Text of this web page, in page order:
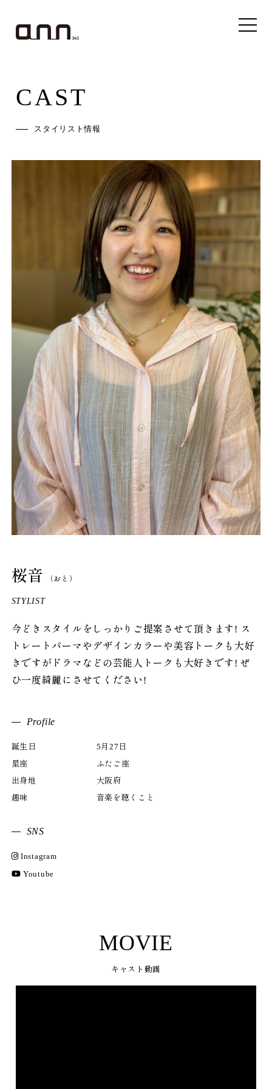
CAST
スタイリスト情報
桜音 （おと）
STYLIST
今どきスタイルをしっかりご提案させて頂きます! ス
トレートパーマやデザインカラーや美容トークも大好
きですがドラマなどの芸能人トークも大好きです! ぜ
ひ一度綺麗にさせてください!
Profile
誕生日
5月27日
星座
ふたご座
出身地
大阪府
趣味
音楽を聴くこと
SNS
Instagram
Youtube
MOVIE
キャスト動画